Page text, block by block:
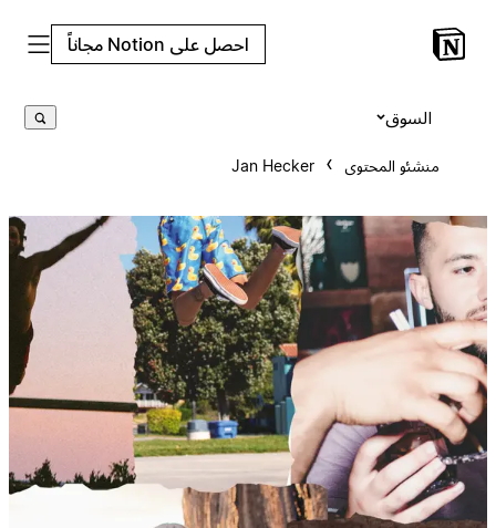
احصل على Notion مجاناً
منشئو المحتوى Jan Hecker